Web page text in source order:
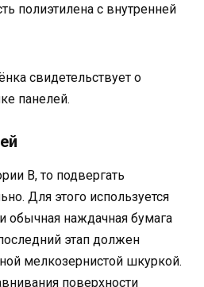
полиэтилена с внутренней
свидетельствует о
панелей.
В, то подвергать
Для этого используется
обычная наждачная бумага
этап должен
мелкозернистой шкуркой.
поверхности